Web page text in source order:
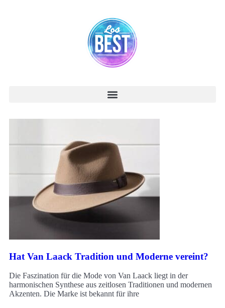
Hat Van Laack Tradition und Moderne vereint?
Die Faszination für die Mode von Van Laack liegt in der
harmonischen Synthese aus zeitlosen Traditionen und modernen
Akzenten. Die Marke ist bekannt für ihre